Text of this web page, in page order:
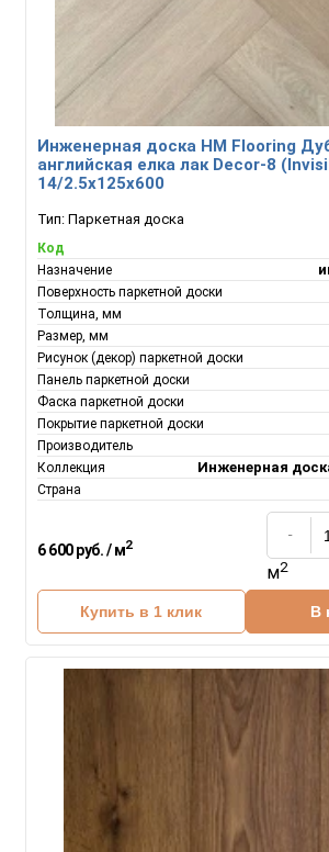
Инженерная доска HM Flooring
английская елка лак Decor-8
14/2.5х125х600
Тип: Паркетная доска
Код
Назначение
Поверхность паркетной доски
Толщина, мм
Размер, мм
Рисунок (декор) паркетной доски
Панель паркетной доски
Фаска паркетной доски
Покрытие паркетной доски
Производитель
Коллекция Инженерная
Страна
6 600 руб. / м2
м2
Купить в 1 клик В